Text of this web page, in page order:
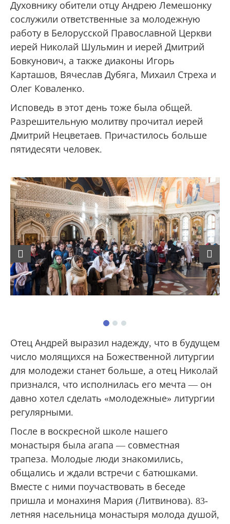
Духовнику обители отцу Андрею Лемешонку
сослужили ответственные за молодежную
работу в Белорусской Православной Церкви
иерей Николай Шульмин и иерей Дмитрий
Бовкунович, а также диаконы Игорь
Карташов, Вячеслав Дубяга, Михаил Стреха и
Олег Коваленко.
Исповедь в этот день тоже была общей.
Разрешительную молитву прочитал иерей
Дмитрий Нецветаев. Причастилось больше
пятидесяти человек.
Previous Next
Отец Андрей выразил надежду, что в будущем
число молящихся на Божественной литургии
для молодежи станет больше, а отец Николай
признался, что исполнилась его мечта — он
давно хотел сделать «молодежные» литургии
регулярными.
После в воскресной школе нашего
монастыря была агапа — совместная
трапеза. Молодые люди знакомились,
общались и ждали встречи с батюшками.
Вместе с ними поучаствовать в беседе
пришла и монахиня Мария (Литвинова). 83-
летняя насельница монастыря молода душой,